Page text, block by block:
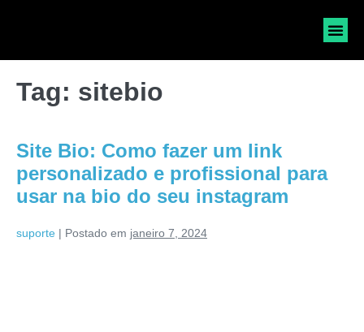
Tag: sitebio
Site Bio: Como fazer um link
personalizado e profissional para
usar na bio do seu instagram
suporte | Postado em janeiro 7, 2024